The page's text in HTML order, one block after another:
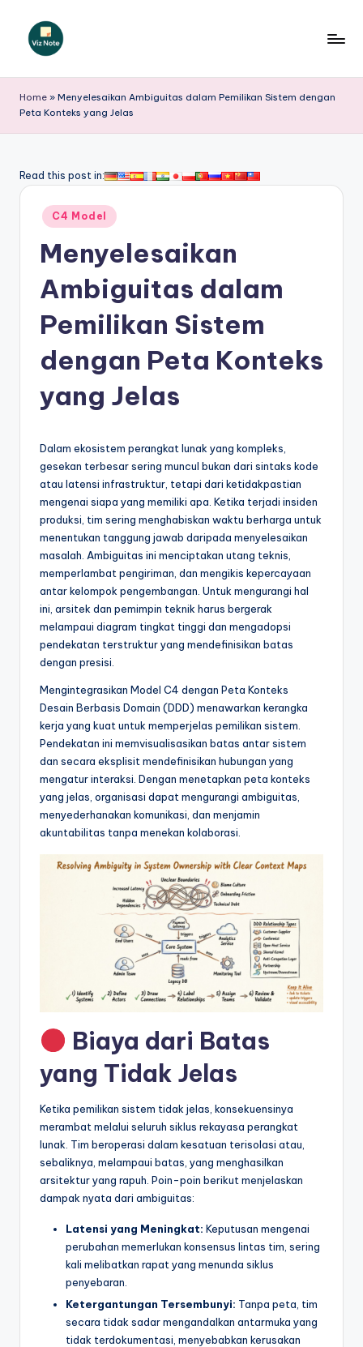
iz
N
t
si
A
si
&
S
o
U
Home » Menyelesaikan Ambiguitas dalam Pemilikan Sistem dengan
Peta Konteks yang Jelas
Read this post in:
Posted
in
C4 Model
Menyelesaikan
Ambiguitas dalam
Pemilikan Sistem
dengan Peta Konteks
yang Jelas
Dalam ekosistem perangkat lunak yang kompleks,
gesekan terbesar sering muncul bukan dari sintaks kode
atau latensi infrastruktur, tetapi dari ketidakpastian
mengenai siapa yang memiliki apa. Ketika terjadi insiden
produksi, tim sering menghabiskan waktu berharga untuk
menentukan tanggung jawab daripada menyelesaikan
masalah. Ambiguitas ini menciptakan utang teknis,
memperlambat pengiriman, dan mengikis kepercayaan
antar kelompok pengembangan. Untuk mengurangi hal
ini, arsitek dan pemimpin teknik harus bergerak
melampaui diagram tingkat tinggi dan mengadopsi
pendekatan terstruktur yang mendefinisikan batas
dengan presisi.
Mengintegrasikan Model C4 dengan Peta Konteks
Desain Berbasis Domain (DDD) menawarkan kerangka
kerja yang kuat untuk memperjelas pemilikan sistem.
Pendekatan ini memvisualisasikan batas antar sistem
dan secara eksplisit mendefinisikan hubungan yang
mengatur interaksi. Dengan menetapkan peta konteks
yang jelas, organisasi dapat mengurangi ambiguitas,
menyederhanakan komunikasi, dan menjamin
akuntabilitas tanpa menekan kolaborasi.
Biaya dari Batas
yang Tidak Jelas
Ketika pemilikan sistem tidak jelas, konsekuensinya
merambat melalui seluruh siklus rekayasa perangkat
lunak. Tim beroperasi dalam kesatuan terisolasi atau,
sebaliknya, melampaui batas, yang menghasilkan
arsitektur yang rapuh. Poin-poin berikut menjelaskan
dampak nyata dari ambiguitas:
Latensi yang Meningkat: Keputusan mengenai
perubahan memerlukan konsensus lintas tim, sering
kali melibatkan rapat yang menunda siklus
penyebaran.
Ketergantungan Tersembunyi: Tanpa peta, tim
secara tidak sadar mengandalkan antarmuka yang
tidak terdokumentasi, menyebabkan kerusakan